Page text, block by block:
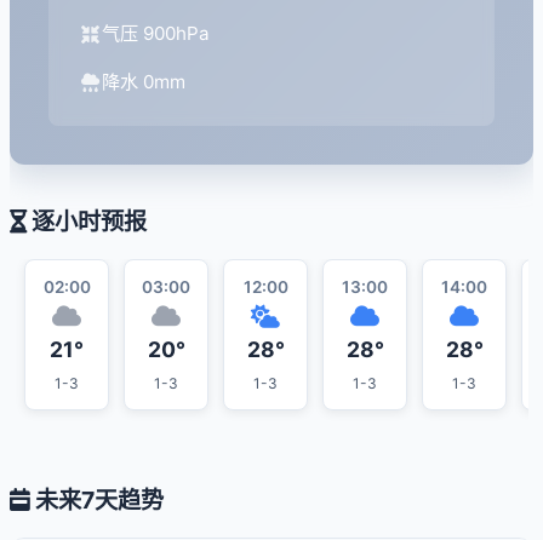
气压 900hPa
降水 0mm
逐小时预报
02:00
21°
1-3
03:00
20°
1-3
12:00
28°
1-3
13:00
28°
1-3
14:00
28°
1-3
未来7天趋势